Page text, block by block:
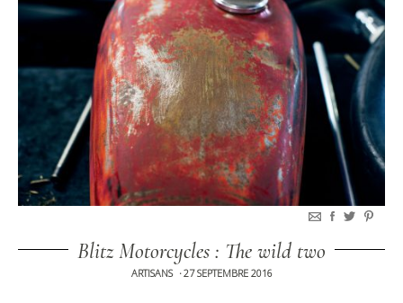
Blitz Motorcycles : The wild two
ARTISANS •27 SEPTEMBRE 2016